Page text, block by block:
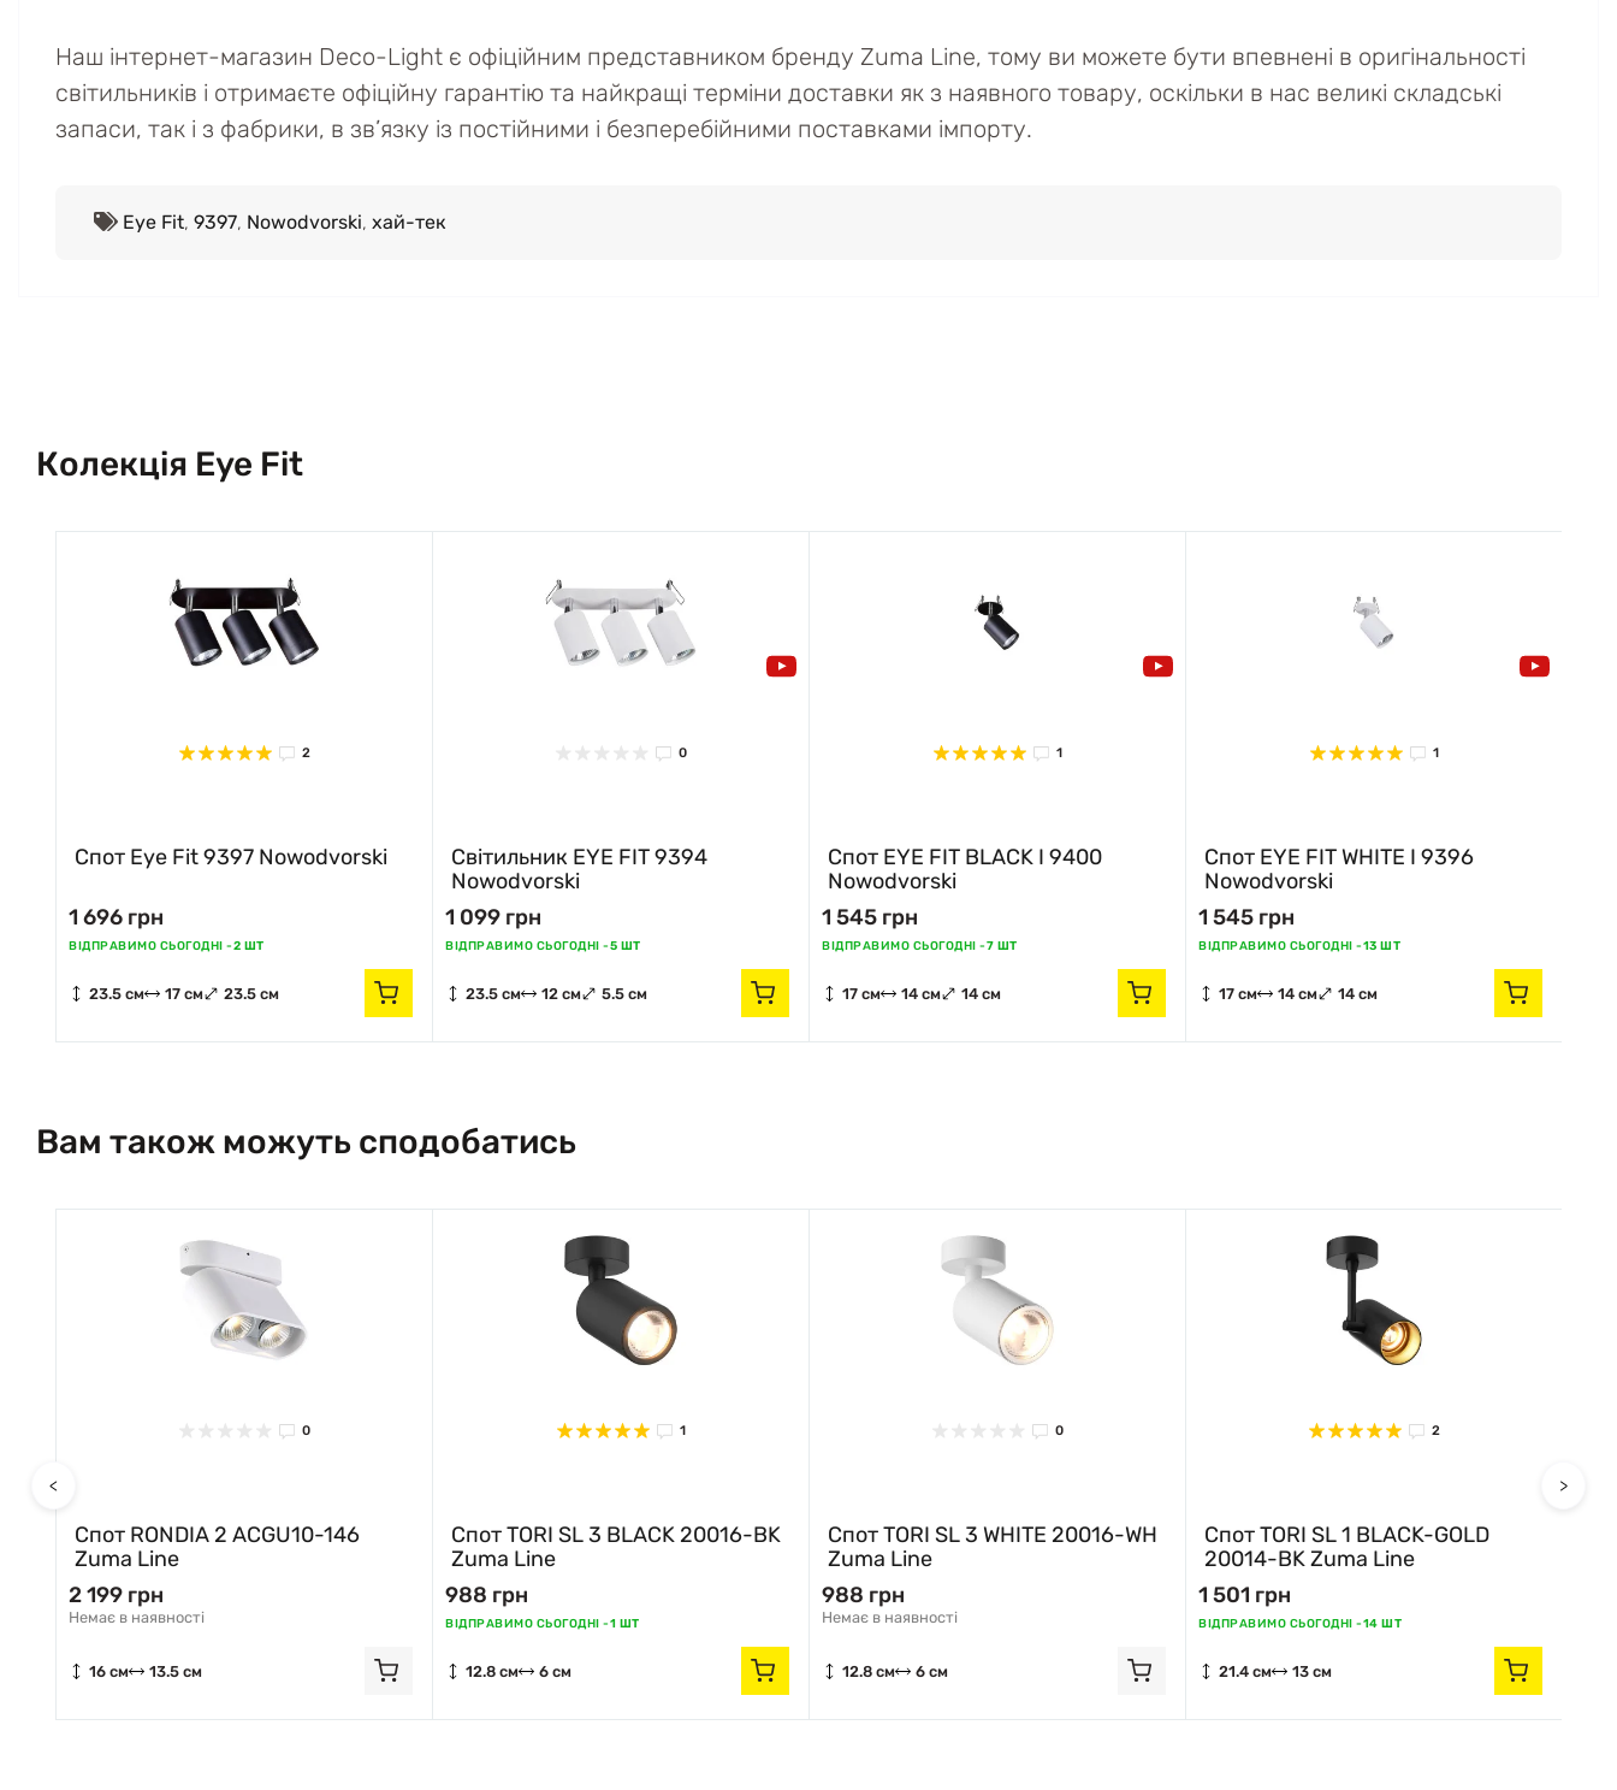
Наш інтернет-магазин Deco-Light є офіційним представником бренду Zuma Line, тому ви можете бути впевнені в оригінальності
світильників і отримаєте офіційну гарантію та найкращі терміни доставки як з наявного товару, оскільки в нас великі складські
запаси, так і з фабрики, в зв’язку із постійними і безперебійними поставками імпорту.
Eye Fit, 9397, Nowodvorski, хай-тек
Колекція Eye Fit
2
Спот Eye Fit 9397 Nowodvorski
1 696 грн
ВІДПРАВИМО СЬОГОДНІ -2 ШТ
23.5 см 17 см 23.5 см
0
Світильник EYE FIT 9394
Nowodvorski
1 099 грн
ВІДПРАВИМО СЬОГОДНІ -5 ШТ
23.5 см 12 см 5.5 см
1
Спот EYE FIT BLACK I 9400
Nowodvorski
1 545 грн
ВІДПРАВИМО СЬОГОДНІ -7 ШТ
17 см 14 см 14 см
1
Спот EYE FIT WHITE I 9396
Nowodvorski
1 545 грн
ВІДПРАВИМО СЬОГОДНІ -13 ШТ
17 см 14 см 14 см
Вам також можуть сподобатись
<
0
Спот RONDIA 2 ACGU10-146
Zuma Line
2 199 грн
Немає в наявності
16 см 13.5 см
1
Спот TORI SL 3 BLACK 20016-BK
Zuma Line
988 грн
ВІДПРАВИМО СЬОГОДНІ -1 ШТ
12.8 см 6 см
0
Спот TORI SL 3 WHITE 20016-WH
Zuma Line
988 грн
Немає в наявності
12.8 см 6 см
2
Спот TORI SL 1 BLACK-GOLD
20014-BK Zuma Line
1 501 грн
ВІДПРАВИМО СЬОГОДНІ -14 ШТ
21.4 см 13 см
>